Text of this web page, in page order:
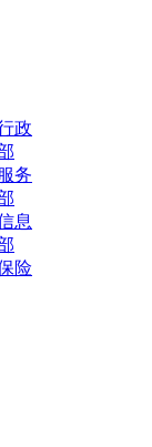
政
务
息
险